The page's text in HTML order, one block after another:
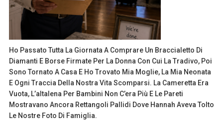
Ho Passato Tutta La Giornata A Comprare Un Braccialetto Di
Diamanti E Borse Firmate Per La Donna Con Cui La Tradivo, Poi
Sono Tornato A Casa E Ho Trovato Mia Moglie, La Mia Neonata
E Ogni Traccia Della Nostra Vita Scomparsi. La Cameretta Era
Vuota, L’altalena Per Bambini Non C’era Più E Le Pareti
Mostravano Ancora Rettangoli Pallidi Dove Hannah Aveva Tolto
Le Nostre Foto Di Famiglia.